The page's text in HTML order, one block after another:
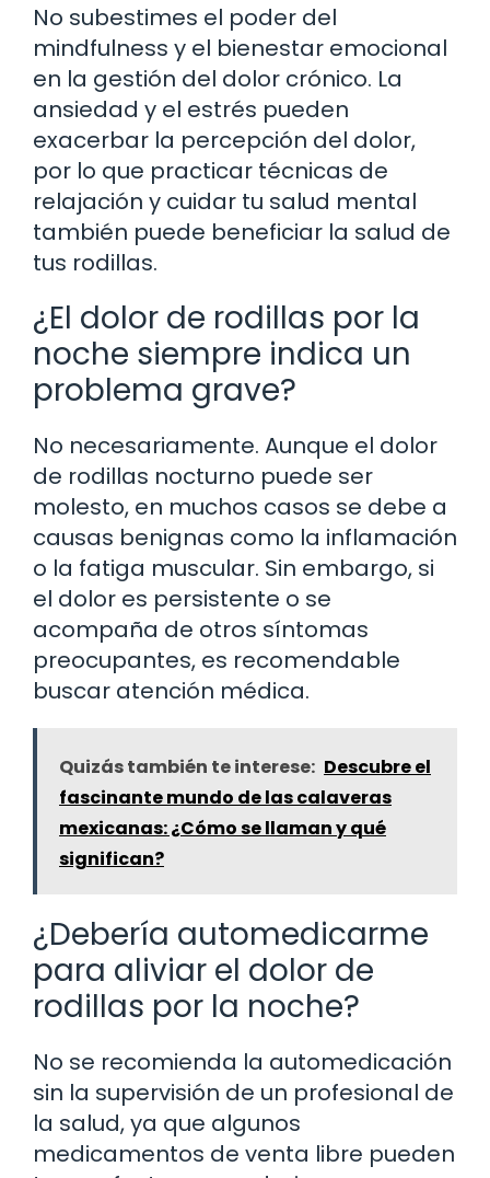
No subestimes el poder del
mindfulness y el bienestar emocional
en la gestión del dolor crónico. La
ansiedad y el estrés pueden
exacerbar la percepción del dolor,
por lo que practicar técnicas de
relajación y cuidar tu salud mental
también puede beneficiar la salud de
tus rodillas.
¿El dolor de rodillas por la
noche siempre indica un
problema grave?
No necesariamente. Aunque el dolor
de rodillas nocturno puede ser
molesto, en muchos casos se debe a
causas benignas como la inflamación
o la fatiga muscular. Sin embargo, si
el dolor es persistente o se
acompaña de otros síntomas
preocupantes, es recomendable
buscar atención médica.
Quizás también te interese: Descubre el
fascinante mundo de las calaveras
mexicanas: ¿Cómo se llaman y qué
significan?
¿Debería automedicarme
para aliviar el dolor de
rodillas por la noche?
No se recomienda la automedicación
sin la supervisión de un profesional de
la salud, ya que algunos
medicamentos de venta libre pueden